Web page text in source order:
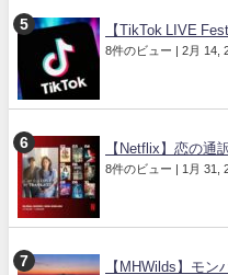
【TikTok LIVE
8件のビュー | 2月 14,
【Netflix】恋の通
8件のビュー | 1月 31,
【MHWilds】モン